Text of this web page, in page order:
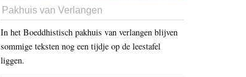
Pakhuis van Verlangen
In het Boeddhistisch pakhuis van verlangen blijven
sommige teksten nog een tijdje op de leestafel
liggen.